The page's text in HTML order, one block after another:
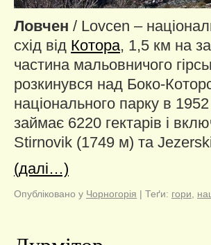
Ловчен / Lovcen –
схід від Котора, 1,5 км на
частина мальовничого
розкинувся над Боко-
національного парку в
займає 6220 гектарів і
Stirnovik (1749 м) та
(далі…)
Опубліковано у Чорногорія | Теґи: гори